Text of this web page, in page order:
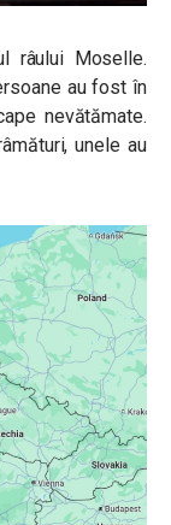
râului Moselle.
au fost în
nevătămate.
unele au